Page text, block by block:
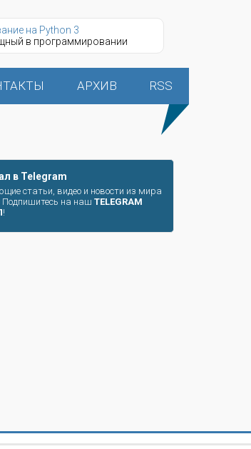
на Python 3
в программировании
АРХИВ RSS
в Telegram
статьи, видео и новости из мира
Подпишитесь на нашTELEGRAM
!